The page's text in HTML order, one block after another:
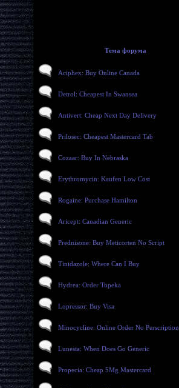
Тема форума
Aciphex: Buy Online Canada
Detrol: Cheapest In Swansea
Antivert: Cheap Next Day Delivery
Prilosec: Cheapest Mastercard Tab
Cozaar: Buy In Nebraska
Erythromycin: Kaufen Low Cost
Rogaine: Purchase Hamilton
Aricept: Canadian Generic
Prednisone: Buy Meticorten No Script
Tinidazole: Where Can I Buy
Hydrea: Order Topeka
Lopressor: Buy Visa
Minocycline: Online Order No Perscription
Lunesta: When Does Go Generic
Propecia: Cheap 5Mg Mastercard